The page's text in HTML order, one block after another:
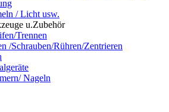
/ Licht usw.
u.Zubehör
Trennen
/Schrauben/Rühren/Zentrieren
Nageln